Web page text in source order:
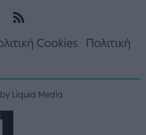
Cookies
Πολιτική
Liquid Media